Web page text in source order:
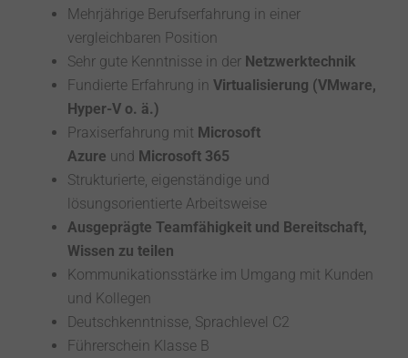
Mehrjährige Berufserfahrung in einer
vergleichbaren Position
Sehr gute Kenntnisse in der Netzwerktechnik
Fundierte Erfahrung in Virtualisierung (VMware,
Hyper-V o. ä.)
Praxiserfahrung mit Microsoft
Azure und Microsoft 365
Strukturierte, eigenständige und
lösungsorientierte Arbeitsweise
Ausgeprägte Teamfähigkeit und Bereitschaft,
Wissen zu teilen
Kommunikationsstärke im Umgang mit Kunden
und Kollegen
Deutschkenntnisse, Sprachlevel C2
Führerschein Klasse B